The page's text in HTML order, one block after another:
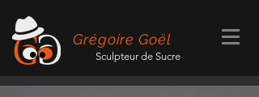
Grégoire Goël
Sculpteur de Sucre